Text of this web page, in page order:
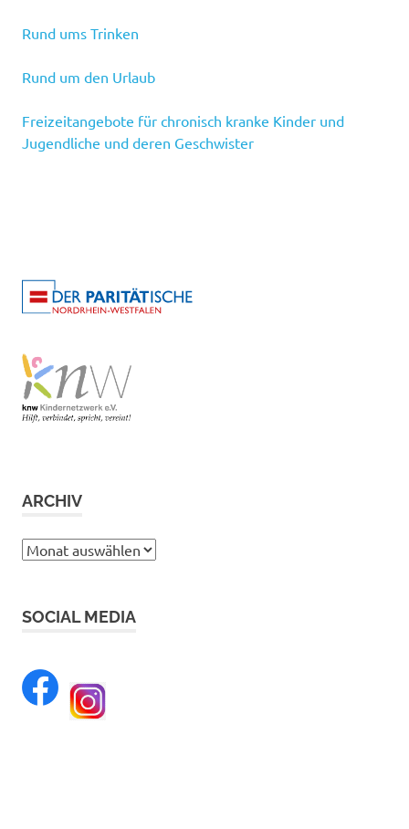
Rund ums Trinken
Rund um den Urlaub
Freizeitangebote für chronisch kranke Kinder und
Jugendliche und deren Geschwister
ARCHIV
Archiv
SOCIAL MEDIA